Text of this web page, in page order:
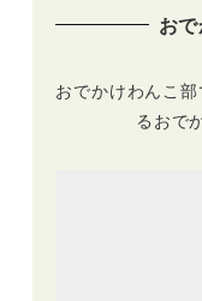
お
おでかけわんこ
るおで